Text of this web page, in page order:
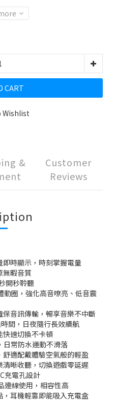
CART
Wishlist
&
Customer
Reviews
時顯示，時刻掌握電量
無暇音質
開秒聆聽
圈，強化高音嘹亮、低音震
音訊傳輸，暢享音樂不中斷
間，日夜隨行長效續航
快速切換不卡頓
日常防水運動不滑落
適配戴體驗空氣般的輕盈
晰收聽，切換遊戲零延遲
充電孔設計
連線使用，相容性高
耳機輕靠即能吸入充電盒